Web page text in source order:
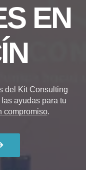
EN
del Kit Consulting
ayudas para tu
compromiso.